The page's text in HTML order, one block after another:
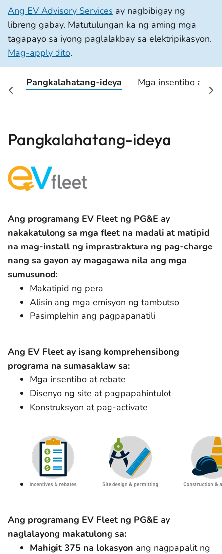
Ang EV Advisory Services ay nagbibigay ng
libreng gabay. Matutulungan ka ng aming mga
tagapayo sa iyong paglalakbay sa elektripikasyon.
Mag-apply dito.
Pangkalahatang-ideya Mga insentibo at
Pangkalahatang-ideya
Ang programang EV Fleet ng PG&E ay
nakakatulong sa mga fleet na madali at matipid
na mag-install ng imprastraktura ng pag-charge
nang sa gayon ay magagawa nila ang mga
sumusunod:
Makatipid ng pera
Alisin ang mga emisyon ng tambutso
Pasimplehin ang pagpapanatili
Ang EV Fleet ay isang komprehensibong
programa na sumasaklaw sa:
Mga insentibo at rebate
Disenyo ng site at pagpapahintulot
Konstruksyon at pag-activate
Ang programang EV Fleet ng PG&E ay
naglalayong makatulong sa:
Mahigit 375 na lokasyon ang nagpapalit ng